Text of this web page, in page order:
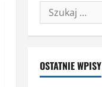
Szukaj:
OSTATNIE WPISY